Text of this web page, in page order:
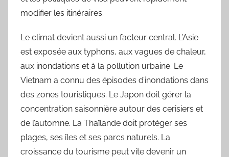
modifier les itinéraires.
Le climat devient aussi un facteur central. L’Asie
est exposée aux typhons, aux vagues de chaleur,
aux inondations et à la pollution urbaine. Le
Vietnam a connu des épisodes d’inondations dans
des zones touristiques. Le Japon doit gérer la
concentration saisonnière autour des cerisiers et
de l’automne. La Thaïlande doit protéger ses
plages, ses îles et ses parcs naturels. La
croissance du tourisme peut vite devenir un